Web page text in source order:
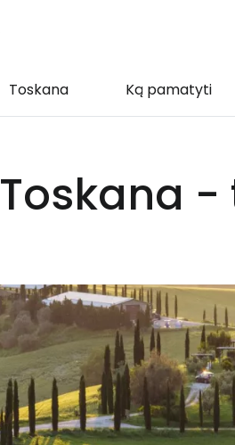
Toskana Ką pamatyti
Toskana -